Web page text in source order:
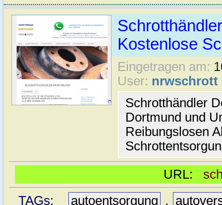
Kostenlose
Eingetragen am:
User: nrwschrott
Schrotthändler
Dortmund und
Reibungslosen
URL:
TAGs:
autoentsorgung ,